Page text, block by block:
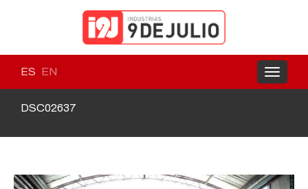
ES EN
Toggle
DSC02637